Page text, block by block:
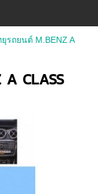
รถยนต์ M.BENZ A
CLASS